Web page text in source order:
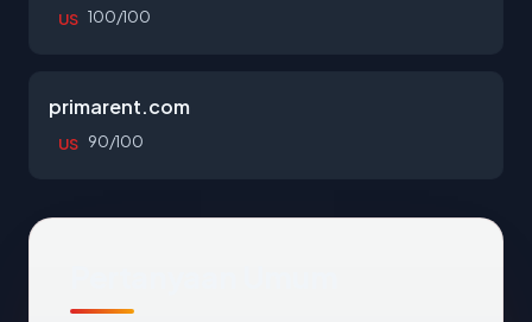
US 100/100
primarent.com
US 90/100